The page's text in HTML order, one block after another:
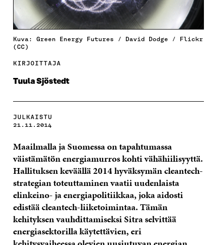
Kuva: Green Energy Futures / David Dodge / Flickr
(CC)
KIRJOITTAJA
Tuula Sjöstedt
JULKAISTU
21.11.2014
Maailmalla ja Suomessa on tapahtumassa
väistämätön energiamurros kohti vähähiilisyyttä.
Hallituksen keväällä 2014 hyväksymän cleantech-
strategian toteuttaminen vaatii uudenlaista
elinkeino- ja energiapolitiikkaa, joka aidosti
edistää cleantech-liiketoimintaa. Tämän
kehityksen vauhdittamiseksi Sitra selvittää
energiasektorilla käytettävien, eri